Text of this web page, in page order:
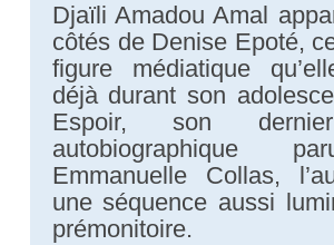
Djaïli Amadou Amal
côtés de Denise Epoté,
figure médiatique
déjà durant son
Espoir, son
autobiographique
Emmanuelle Collas,
une séquence aussi
prémonitoire.